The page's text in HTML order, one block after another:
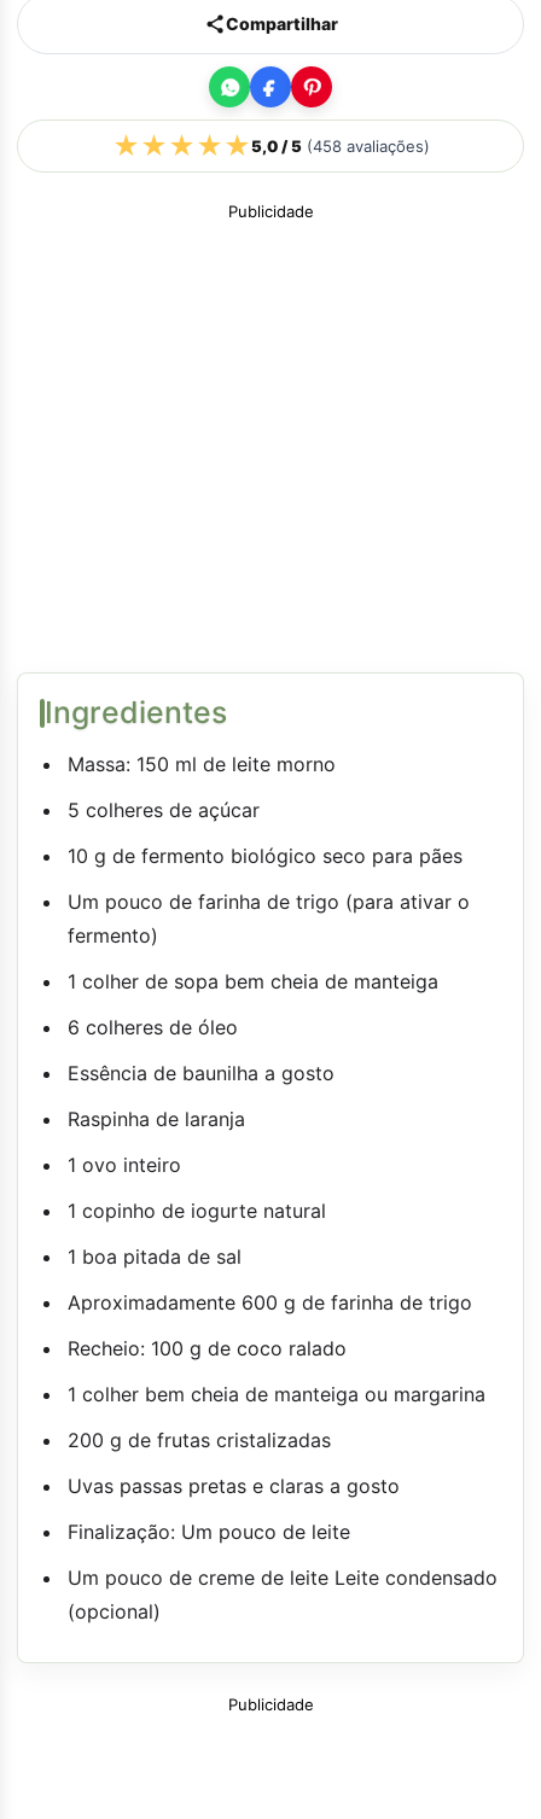
Compartilhar
★★★★★5,0/ 5(458avaliações)
Publicidade
Ingredientes
Massa: 150 ml de leite morno
5 colheres de açúcar
10 g de fermento biológico seco para pães
Um pouco de farinha de trigo (para ativar o
fermento)
1 colher de sopa bem cheia de manteiga
6 colheres de óleo
Essência de baunilha a gosto
Raspinha de laranja
1 ovo inteiro
1 copinho de iogurte natural
1 boa pitada de sal
Aproximadamente 600 g de farinha de trigo
Recheio: 100 g de coco ralado
1 colher bem cheia de manteiga ou margarina
200 g de frutas cristalizadas
Uvas passas pretas e claras a gosto
Finalização: Um pouco de leite
Um pouco de creme de leite Leite condensado
(opcional)
Publicidade